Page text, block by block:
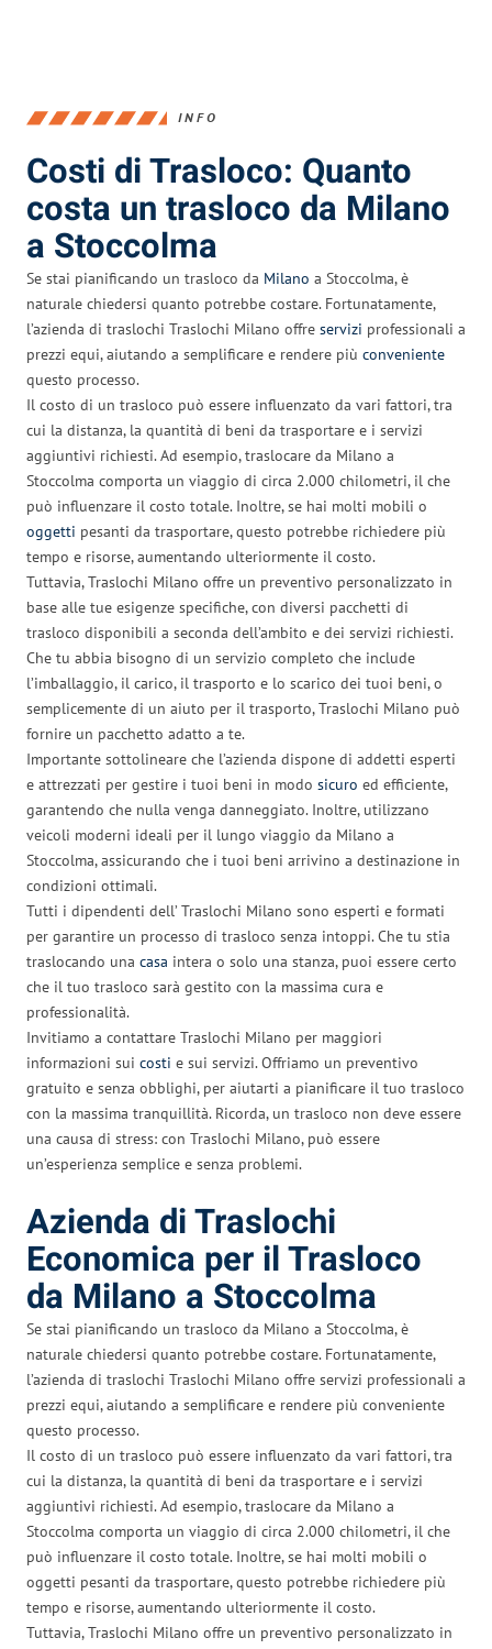
INFO
Costi di Trasloco: Quanto
costa un trasloco da Milano
a Stoccolma
Se stai pianificando un trasloco da Milano a Stoccolma, è
naturale chiedersi quanto potrebbe costare. Fortunatamente,
l’azienda di traslochi Traslochi Milano offre servizi professionali a
prezzi equi, aiutando a semplificare e rendere più conveniente
questo processo.
Il costo di un trasloco può essere influenzato da vari fattori, tra
cui la distanza, la quantità di beni da trasportare e i servizi
aggiuntivi richiesti. Ad esempio, traslocare da Milano a
Stoccolma comporta un viaggio di circa 2.000 chilometri, il che
può influenzare il costo totale. Inoltre, se hai molti mobili o
oggetti pesanti da trasportare, questo potrebbe richiedere più
tempo e risorse, aumentando ulteriormente il costo.
Tuttavia, Traslochi Milano offre un preventivo personalizzato in
base alle tue esigenze specifiche, con diversi pacchetti di
trasloco disponibili a seconda dell’ambito e dei servizi richiesti.
Che tu abbia bisogno di un servizio completo che include
l’imballaggio, il carico, il trasporto e lo scarico dei tuoi beni, o
semplicemente di un aiuto per il trasporto, Traslochi Milano può
fornire un pacchetto adatto a te.
Importante sottolineare che l’azienda dispone di addetti esperti
e attrezzati per gestire i tuoi beni in modo sicuro ed efficiente,
garantendo che nulla venga danneggiato. Inoltre, utilizzano
veicoli moderni ideali per il lungo viaggio da Milano a
Stoccolma, assicurando che i tuoi beni arrivino a destinazione in
condizioni ottimali.
Tutti i dipendenti dell’ Traslochi Milano sono esperti e formati
per garantire un processo di trasloco senza intoppi. Che tu stia
traslocando una casa intera o solo una stanza, puoi essere certo
che il tuo trasloco sarà gestito con la massima cura e
professionalità.
Invitiamo a contattare Traslochi Milano per maggiori
informazioni sui costi e sui servizi. Offriamo un preventivo
gratuito e senza obblighi, per aiutarti a pianificare il tuo trasloco
con la massima tranquillità. Ricorda, un trasloco non deve essere
una causa di stress: con Traslochi Milano, può essere
un’esperienza semplice e senza problemi.
Azienda di Traslochi
Economica per il Trasloco
da Milano a Stoccolma
Se stai pianificando un trasloco da Milano a Stoccolma, è
naturale chiedersi quanto potrebbe costare. Fortunatamente,
l’azienda di traslochi Traslochi Milano offre servizi professionali a
prezzi equi, aiutando a semplificare e rendere più conveniente
questo processo.
Il costo di un trasloco può essere influenzato da vari fattori, tra
cui la distanza, la quantità di beni da trasportare e i servizi
aggiuntivi richiesti. Ad esempio, traslocare da Milano a
Stoccolma comporta un viaggio di circa 2.000 chilometri, il che
può influenzare il costo totale. Inoltre, se hai molti mobili o
oggetti pesanti da trasportare, questo potrebbe richiedere più
tempo e risorse, aumentando ulteriormente il costo.
Tuttavia, Traslochi Milano offre un preventivo personalizzato in